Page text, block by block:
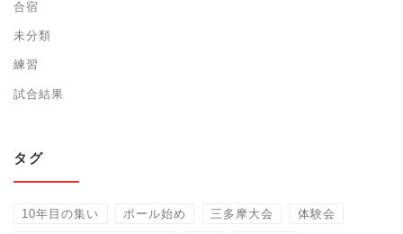
合宿
未分類
練習
試合結果
タグ
10年目の集い ボール始め 三多摩大会 体験会